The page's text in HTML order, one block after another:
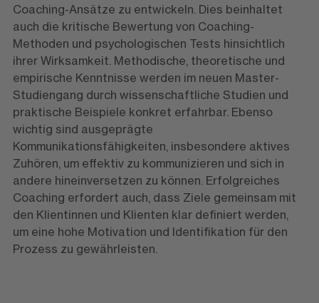
Coaching-Ansätze zu entwickeln. Dies beinhaltet
auch die kritische Bewertung von Coaching-
Methoden und psychologischen Tests hinsichtlich
ihrer Wirksamkeit. Methodische, theoretische und
empirische Kenntnisse werden im neuen Master-
Studiengang durch wissenschaftliche Studien und
praktische Beispiele konkret erfahrbar. Ebenso
wichtig sind ausgeprägte
Kommunikationsfähigkeiten, insbesondere aktives
Zuhören, um effektiv zu kommunizieren und sich in
andere hineinversetzen zu können. Erfolgreiches
Coaching erfordert auch, dass Ziele gemeinsam mit
den Klientinnen und Klienten klar definiert werden,
um eine hohe Motivation und Identifikation für den
Prozess zu gewährleisten.